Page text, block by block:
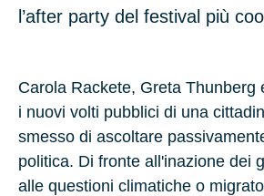
l’after party del festival più
Carola Rackete, Greta Thunberg
i nuovi volti pubblici di una
smesso di ascoltare
politica. Di fronte all'inazione dei
alle questioni climatiche o